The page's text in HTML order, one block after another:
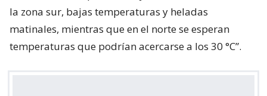
la zona sur, bajas temperaturas y heladas
matinales, mientras que en el norte se esperan
temperaturas que podrían acercarse a los 30 °C”.